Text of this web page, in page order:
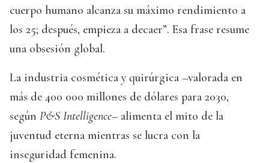
cuerpo humano alcanza su máximo rendimiento a
los 25; después, empieza a decaer”. Esa frase resume
una obsesión global.
La industria cosmética y quirúrgica –valorada en
más de 400 000 millones de dólares para 2030,
según P&S Intelligence– alimenta el mito de la
juventud eterna mientras se lucra con la
inseguridad femenina.